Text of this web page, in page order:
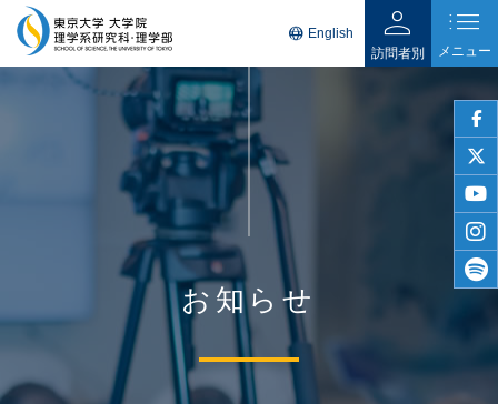
twitter
language English person
訪問者別
list
メニュー
お知らせ